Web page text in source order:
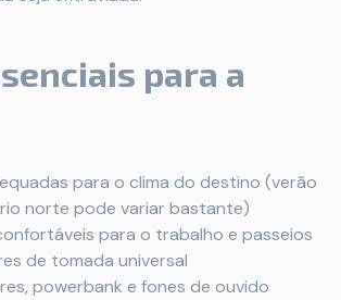
para a
para o clima do destino (verão
norte pode variar bastante)
para o trabalho e passeios
de tomada universal
powerbank e fones de ouvido